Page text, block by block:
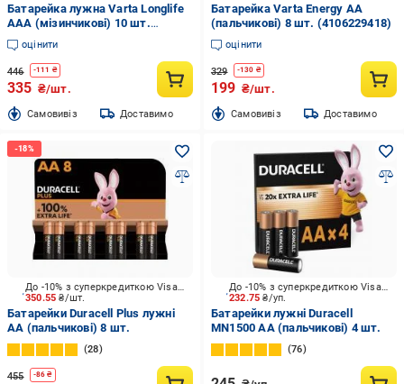
Батарейка лужна Varta Longlife
AAA (мізинчикові) 10 шт.
(4103101761)
оцінити
446 -111 ₴
335 ₴/шт.
Cамовивіз Доставимо
Батарейка Varta Energy AA
(пальчикові) 8 шт. (4106229418)
оцінити
329 -130 ₴
199 ₴/шт.
Cамовивіз Доставимо
350.55₴/шт.
До -10% з суперкредиткою Visa Вигода
Батарейки Duracell Plus лужні
AA (пальчикові) 8 шт.
28
455 -86 ₴
232.75₴/уп.
До -10% з суперкредиткою Visa Вигода
Батарейки лужні Duracell
MN1500 AA (пальчикові) 4 шт.
76